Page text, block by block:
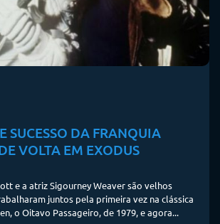
SUCESSO DA FRANQUIA
VOLTA EM EXODUS
e a atriz Sigourney Weaver são velhos
juntos pela primeira vez na clássica
o Oitavo Passageiro, de 1979, e agora...